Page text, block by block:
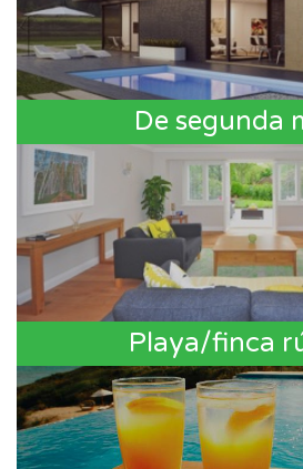
De segunda
Playa/finca